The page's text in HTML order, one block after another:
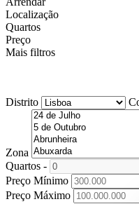
Localização
Quartos
Preço
Mais filtros
Distrito
Zona
Quartos -
Preço Mínimo
Preço Máximo